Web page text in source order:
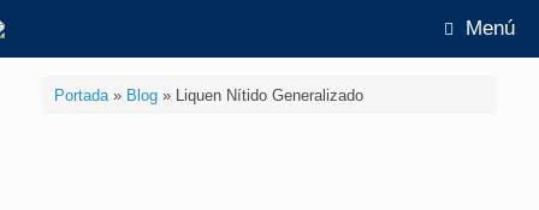
Menú
Portada» Blog» Liquen Nítido Generalizado